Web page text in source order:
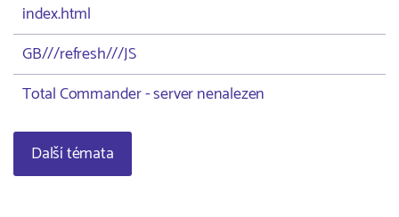
index.html
GB///refresh///JS
Total Commander - server nenalezen
Další témata